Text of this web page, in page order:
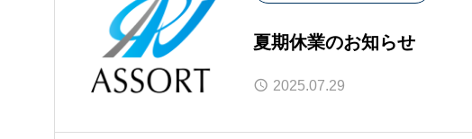
夏期休業のお知らせ
2025.07.29